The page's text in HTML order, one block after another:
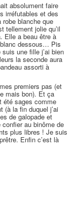
absolument faire
irréfutables et des
blanche que
tellement jolie qu’il
Elle a beau être à
dessous… Pis
une fille j’ai bien
la seconde aura
assorti à
premiers pas (et
mais bon). Et ça
été sages comme
(à la fin duquel j’ai
de galopade et
au binôme de
plus libres ! Je suis
Enfin c’est là